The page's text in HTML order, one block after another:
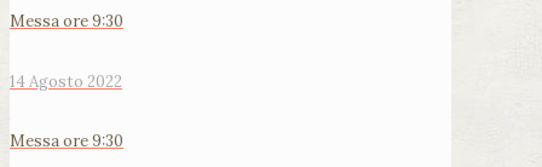
Messa ore 9:30
14 Agosto 2022
Messa ore 9:30